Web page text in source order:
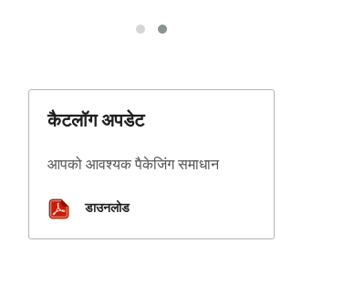
कैटलॉग अपडेट
आपको आवश्यक पैकेजिंग समाधान
डाउनलोड